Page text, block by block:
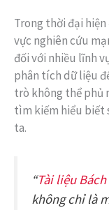
Trong thời đại
vực nghiên cứu
đối với nhiều lĩnh
phân tích dữ liệu
trò không thể phủ
tìm kiếm hiểu biết
ta.
“Tài liệu
không chỉ là